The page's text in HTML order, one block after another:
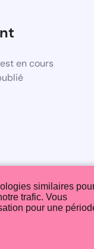
en cours
similaires
trafic. Vous
pour une